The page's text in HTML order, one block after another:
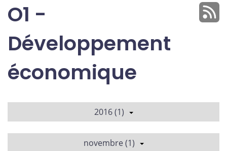
O1 -
Développement
économique
2016 (1)
novembre (1)